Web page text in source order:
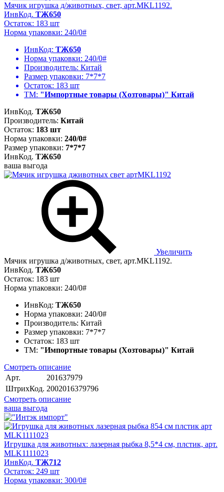
Мячик игрушка д/животных, свет, арт.MKL1192.
ИнвКод. ТЖ650
Остаток: 183 шт
Норма упаковки: 240/0#
ИнвКод: ТЖ650
Норма упаковки: 240/0#
Производитель: Китай
Размер упаковки: 7*7*7
Остаток: 183 шт
ТМ: "Импортные товары (Хозтовары)" Китай
ИнвКод. ТЖ650
Производитель: Китай
Остаток: 183 шт
Норма упаковки: 240/0#
Размер упаковки: 7*7*7
ИнвКод. ТЖ650
ваша выгода
Увеличить
Мячик игрушка д/животных, свет, арт.MKL1192.
ИнвКод. ТЖ650
Остаток: 183 шт
Норма упаковки: 240/0#
ИнвКод: ТЖ650
Норма упаковки: 240/0#
Производитель: Китай
Размер упаковки: 7*7*7
Остаток: 183 шт
ТМ: "Импортные товары (Хозтовары)" Китай
Смотреть описание
Арт.
201637979
ШтрихКод. 2002016379796
Смотреть описание
ваша выгода
Игрушка для животных: лазерная рыбка 8,5*4 см, плстик, арт.
MLK1111023
ИнвКод. ТЖ712
Остаток: 249 шт
Норма упаковки: 300/0#